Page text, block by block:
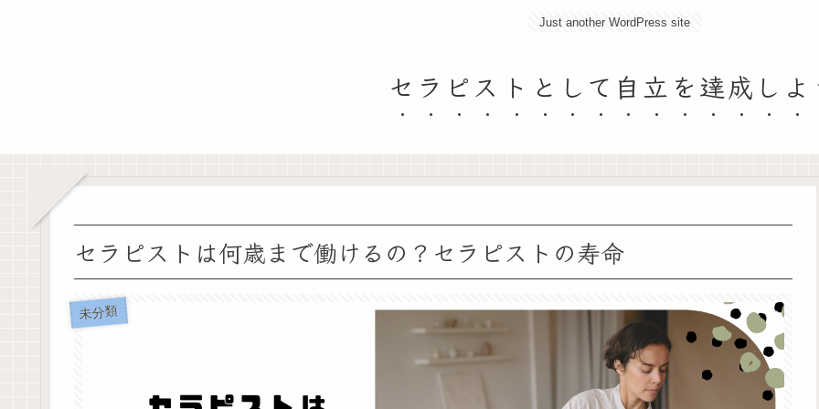
Just another WordPress site
セラピストとして自立を達成しよ
セラピストは何歳まで働けるの？セラピストの寿命
未分類